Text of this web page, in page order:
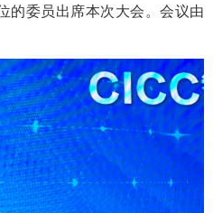
的委员出席本次大会。会议由